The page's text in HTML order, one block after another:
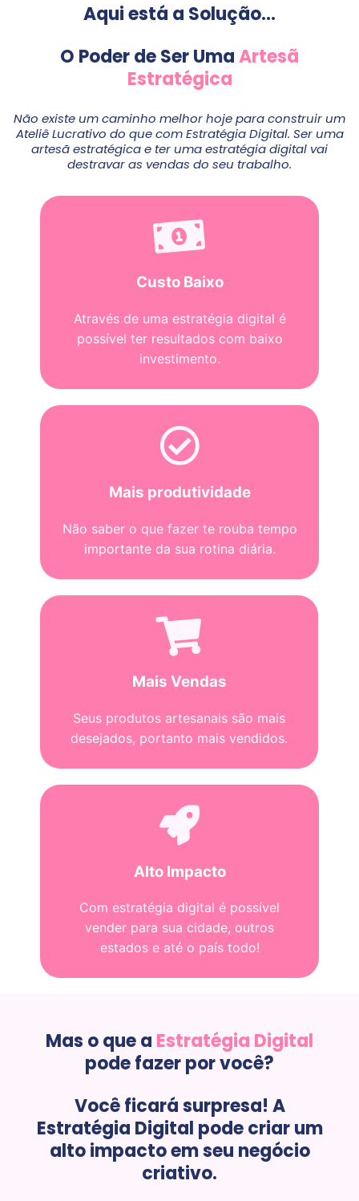
Aqui está a Solução...
O Poder de Ser UmaArtesã
Estratégica
Não existe um caminho melhor hoje para construir um
Ateliê Lucrativo do que com Estratégia Digital. Ser uma
artesã estratégica e ter uma estratégia digital vai
destravar as vendas do seu trabalho.
Custo Baixo
Através de uma estratégia digital é
possível ter resultados com baixo
investimento.
Mais produtividade
Não saber o que fazer te rouba tempo
importante da sua rotina diária.
Mais Vendas
Seus produtos artesanais são mais
desejados, portanto mais vendidos.
Alto Impacto
Com estratégia digital é possível
vender para sua cidade, outros
estados e até o país todo!
Mas o que a Estratégia Digital
pode fazer por você?
Você ficará surpresa! A
Estratégia Digital pode criar um
alto impacto em seu negócio
criativo.